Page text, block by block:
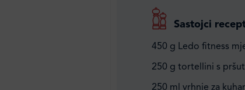
Sastojci
450 g Ledo fitness
250 g tortellini s
250 ml vrhnje za